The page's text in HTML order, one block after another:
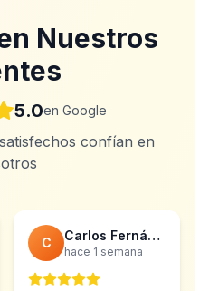
Nuestros
5.0en Google
confían en
C Carlos Fernández
hace 1 semana